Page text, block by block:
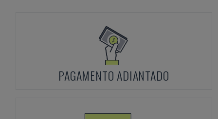
PAGAMENTO ADIANTADO